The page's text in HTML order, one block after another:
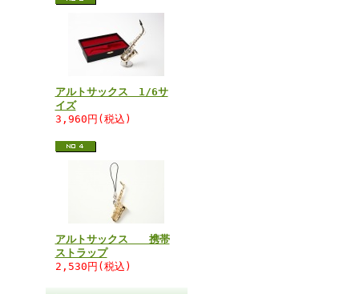
アルトサックス 1/6サ
イズ
3,960円(税込)
アルトサックス 携帯
ストラップ
2,530円(税込)